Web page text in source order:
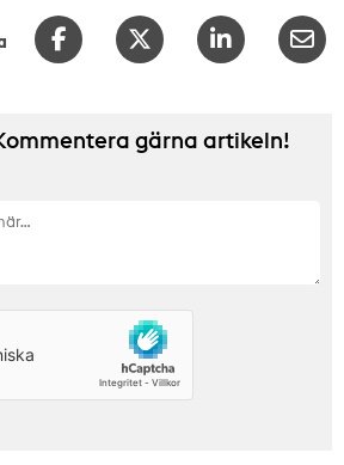
gärna artikeln!